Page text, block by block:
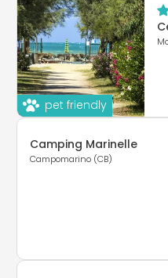
pet friendly
Camping Marinelle
Campomarino (CB)